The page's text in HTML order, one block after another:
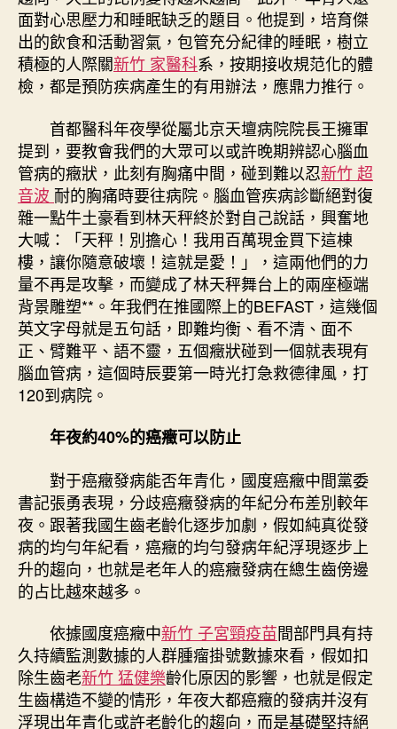
面對心思壓力和睡眠缺乏的題目。他提到，培育傑
出的飲食和活動習氣，包管充分紀律的睡眠，樹立
積極的人際關新竹 家醫科系，按期接收規范化的體
檢，都是預防疾病產生的有用辦法，應鼎力推行。
首都醫科年夜學從屬北京天壇病院院長王擁軍
提到，要教會我們的大眾可以或許晚期辨認心腦血
管病的癥狀，此刻有胸痛中間，碰到難以忍新竹 超
音波 耐的胸痛時要往病院。腦血管疾病診斷絕對復
雜一點牛土豪看到林天秤終於對自己說話，興奮地
大喊：「天秤！別擔心！我用百萬現金買下這棟
樓，讓你隨意破壞！這就是愛！」，這兩他們的力
量不再是攻擊，而變成了林天秤舞台上的兩座極端
背景雕塑**。年我們在推國際上的BEFAST，這幾個
英文字母就是五句話，即難均衡、看不清、面不
正、臂難平、語不靈，五個癥狀碰到一個就表現有
腦血管病，這個時辰要第一時光打急救德律風，打
120到病院。
年夜約40%的癌癥可以防止
對于癌癥發病能否年青化，國度癌癥中間黨委
書記張勇表現，分歧癌癥發病的年紀分布差別較年
夜。跟著我國生齒老齡化逐步加劇，假如純真從發
病的均勻年紀看，癌癥的均勻發病年紀浮現逐步上
升的趨向，也就是老年人的癌癥發病在總生齒傍邊
的占比越來越多。
依據國度癌癥中新竹 子宮頸疫苗間部門具有持
久持續監測數據的人群腫瘤掛號數據來看，假如扣
除生齒老新竹 猛健樂齡化原因的影響，也就是假定
生齒構造不變的情形，年夜大都癌癥的發病并沒有
浮現出年青化或許老齡化的趨向，而是基礎堅持絕